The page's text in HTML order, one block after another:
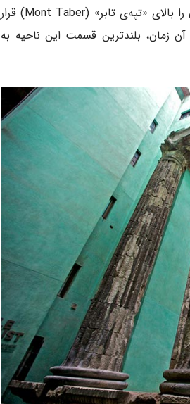
به قرن یکم قبل از مسیح برمی‌گردد و آن را بالای «تپه‌ی تابر» (Mont Taber) قرار
داشت و در آن زمان، بلندترین قسمت این ناحیه به